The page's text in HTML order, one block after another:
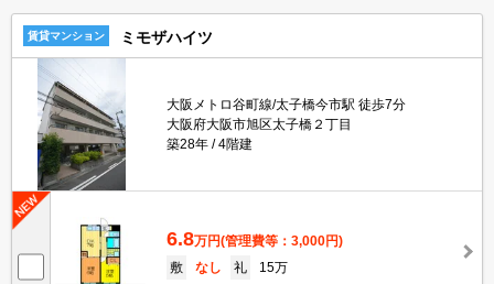
賃貸マンション ミモザハイツ
大阪メトロ谷町線/太子橋今市駅 徒歩7分
大阪府大阪市旭区太子橋２丁目
築28年
4階建
6.8万円(管理費等：3,000円)
敷
なし 礼
15万